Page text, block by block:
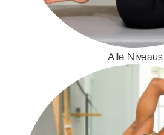
Alle Niveaus